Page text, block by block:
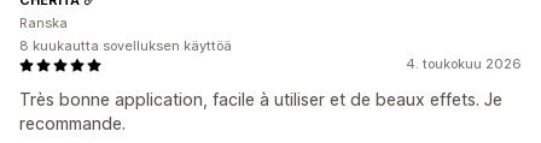
4. toukokuu 2026
Très bonne application, facile à utiliser et de beaux effets. Je
recommande.
Ranska
8 kuukautta sovelluksen käyttöä